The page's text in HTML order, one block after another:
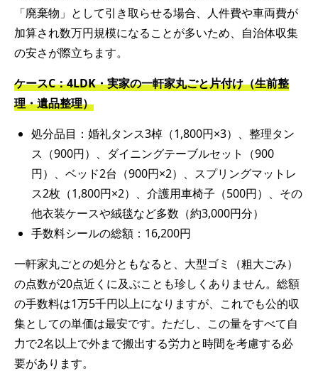
「廃棄物」として引き取らせる場合、人件費や車両費が
加算され数万円規模になることが多いため、自治体収集
の安さが際立ちます。
ケースC：4LDK・実家の一軒家丸ごと片付け（生前整
理・遺品整理）
処分品目：婚礼タンス3棹（1,800円×3）、整理タン
ス（900円）、ダイニングテーブルセット（900
円）、ベッド2台（900円×2）、スプリングマットレ
ス2枚（1,800円×2）、介護用車椅子（500円）、その
他衣装ケースや絨毯など多数（約3,000円分）
手数料シールの総額：16,200円
一軒家丸ごとの処分ともなると、大型ゴミ（粗大ごみ）
の点数が20点近くに及ぶことも珍しくありません。総額
の手数料は1万5千円以上になりますが、これでも公的収
集としての単価は最安です。ただし、この量をすべて自
力で2名以上で外まで搬出する労力と時間を考慮する必
要があります。